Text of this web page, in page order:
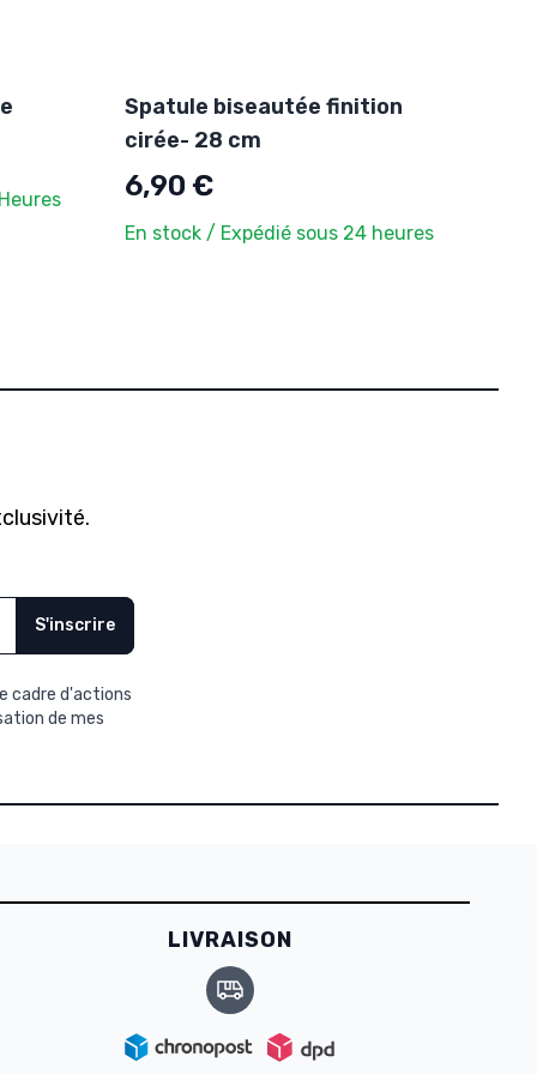
Spatule biseautée finition
cirée- 28 cm
6,90 €
En stock / Expédié sous 24 heures
S'inscrire
cadre d'actions
de mes
LIVRAISON